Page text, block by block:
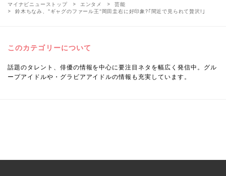
マイナビニューストップ エンタメ
芸能
鈴木ちなみ、"ギャグのファール王"岡田圭右に好印象?｢間近で見られて贅沢!｣
このカテゴリーについて
話題のタレント、俳優の情報を中心に要注目ネタを幅広く発信中。グル
ープアイドルや・グラビアアイドルの情報も充実しています。